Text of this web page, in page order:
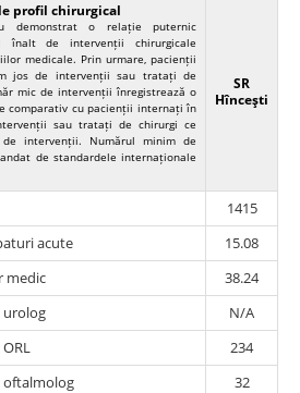
profil chirurgical
demonstrat o relație puternic
înalt de intervenții chirurgicale
medicale. Prin urmare, pacienții
jos de intervenții sau tratați de
mic de intervenții înregistrează o
comparativ cu pacienții internați în
sau tratați de chirurgi ce
intervenții. Numărul minim de
de standardele internaționale
SR
Hînceşti
1415
acute
15.08
medic
38.24
urolog
N/A
234
oftalmolog
32